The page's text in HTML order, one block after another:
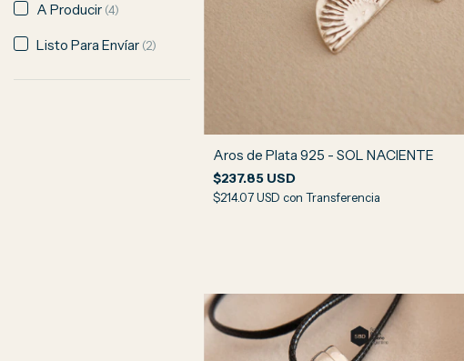
A Producir (4)
Listo Para Envíar (2)
Aros de Plata 925 - SOL NACIENTE
$237.85 USD
$214.07 USD con Transferencia